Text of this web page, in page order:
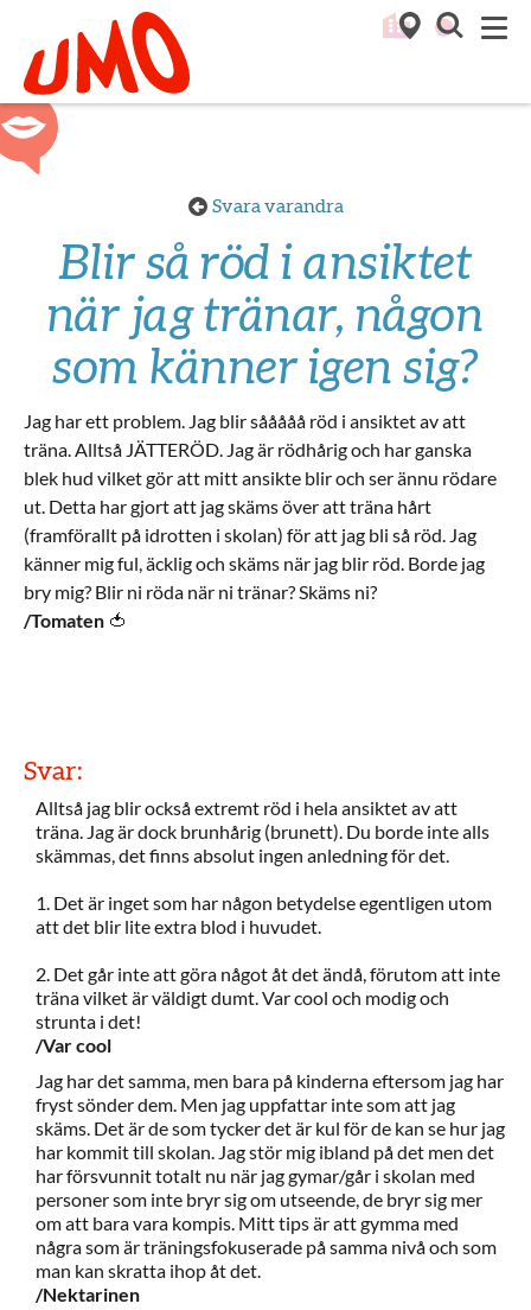
Till startsidan för Umo
Svara varandra
Blir så röd i ansiktet
när jag tränar, någon
som känner igen sig?
Jag har ett problem. Jag blir sååååå röd i ansiktet av att
träna. Alltså JÄTTERÖD. Jag är rödhårig och har ganska
blek hud vilket gör att mitt ansikte blir och ser ännu rödare
ut. Detta har gjort att jag skäms över att träna hårt
(framförallt på idrotten i skolan) för att jag bli så röd. Jag
känner mig ful, äcklig och skäms när jag blir röd. Borde jag
bry mig? Blir ni röda när ni tränar? Skäms ni?
/Tomaten 🍅
Svar:
Alltså jag blir också extremt röd i hela ansiktet av att
träna. Jag är dock brunhårig (brunett). Du borde inte alls
skämmas, det finns absolut ingen anledning för det.
1. Det är inget som har någon betydelse egentligen utom
att det blir lite extra blod i huvudet.
2. Det går inte att göra något åt det ändå, förutom att inte
träna vilket är väldigt dumt. Var cool och modig och
strunta i det!
/Var cool
Jag har det samma, men bara på kinderna eftersom jag har
fryst sönder dem. Men jag uppfattar inte som att jag
skäms. Det är de som tycker det är kul för de kan se hur jag
har kommit till skolan. Jag stör mig ibland på det men det
har försvunnit totalt nu när jag gymar/går i skolan med
personer som inte bryr sig om utseende, de bryr sig mer
om att bara vara kompis. Mitt tips är att gymma med
några som är träningsfokuserade på samma nivå och som
man kan skratta ihop åt det.
/Nektarinen